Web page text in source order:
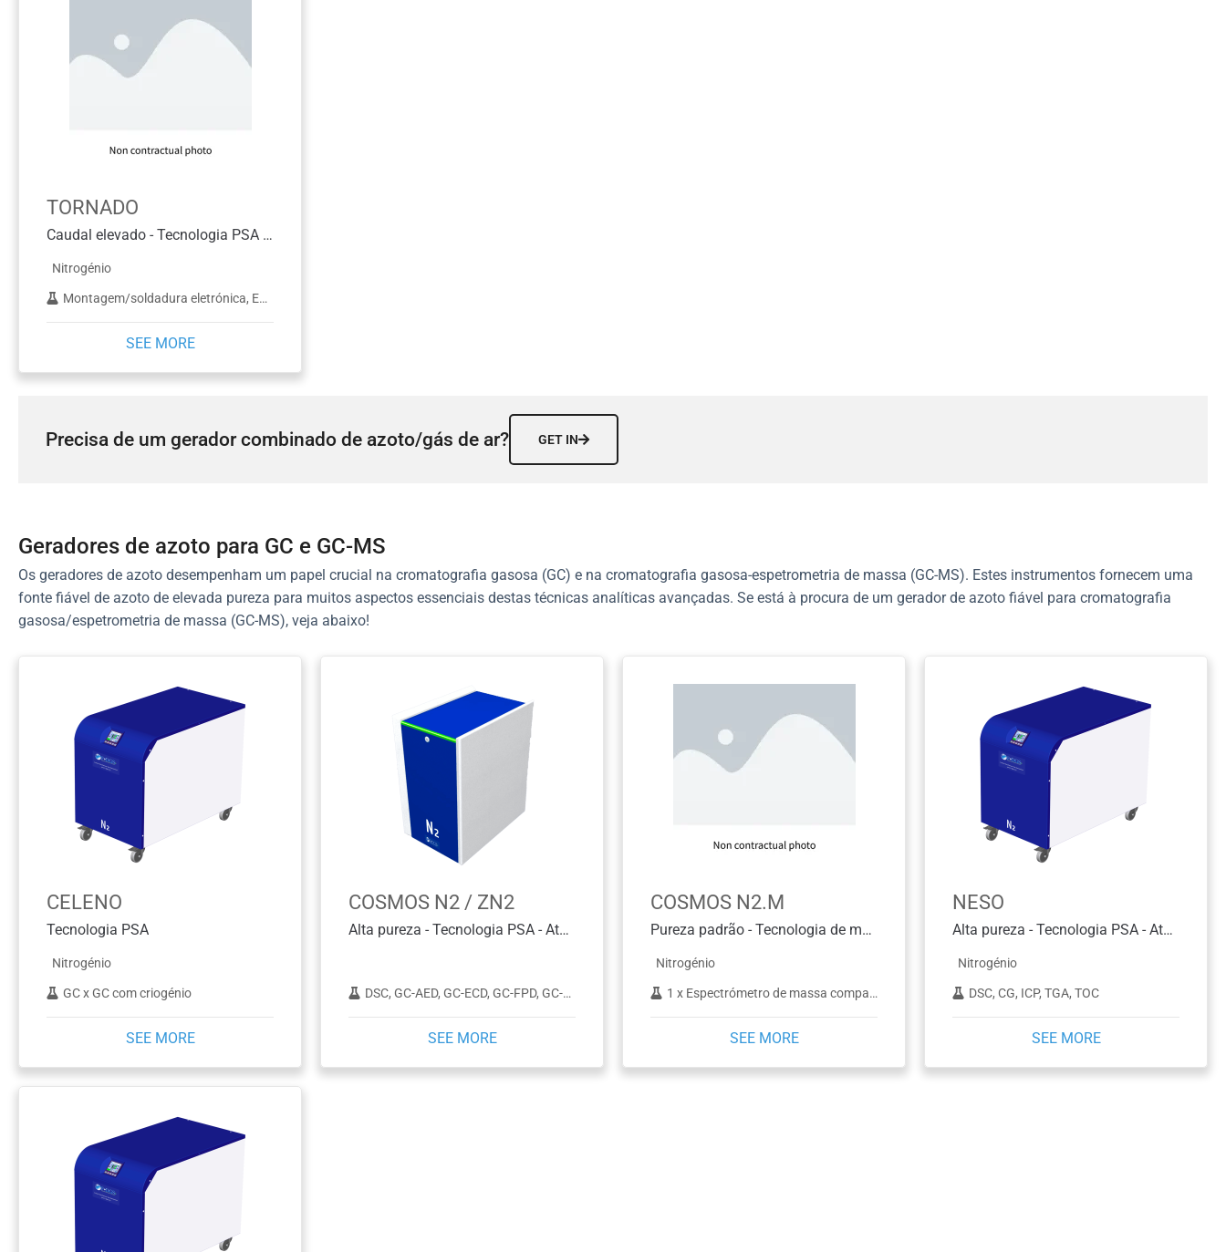
TORNADO
Caudal elevado - Tecnologia PSA - Até 200,3 NM3/H
Nitrogénio
Montagem/soldadura eletrónica, Embalagem de alimentos, ICP, Corte a laser, LC-MS, NMR, Petróleo e gás, Evaporação da amostra, Vinificação e brassagem
SEE MORE
Precisa de um gerador combinado de azoto/gás de ar? GET IN
Geradores de azoto para GC e GC-MS
Os geradores de azoto desempenham um papel crucial na cromatografia gasosa (GC) e na cromatografia gasosa-espetrometria de massa (GC-MS). Estes instrumentos fornecem uma
fonte fiável de azoto de elevada pureza para muitos aspectos essenciais destas técnicas analíticas avançadas. Se está à procura de um gerador de azoto fiável para cromatografia
gasosa/espetrometria de massa (GC-MS), veja abaixo!
CELENO
Tecnologia PSA
Nitrogénio
GC x GC com criogénio
SEE MORE
COSMOS N2 / ZN2
Alta pureza - Tecnologia PSA - Até 1 L/min
DSC, GC-AED, GC-ECD, GC-FPD, GC-Make up, GC-MS, GC-NPD, TGA, TOC
SEE MORE
COSMOS N2.M
Pureza padrão - Tecnologia de membrana - Até 35 L/min
Nitrogénio
1 x Espectrómetro de massa compacto, Até 2 instrumentos ELSD
SEE MORE
NESO
Alta pureza - Tecnologia PSA - Até 5 L/min
Nitrogénio
DSC, CG, ICP, TGA, TOC
SEE MORE